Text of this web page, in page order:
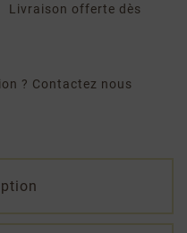
Livraison offerte dès
? Contactez nous